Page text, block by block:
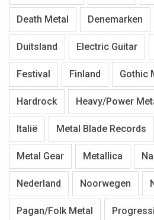
Death Metal Denemarken
Duitsland Electric Guitar
Festival Finland Gothic
Hardrock Heavy/Power
Italië Metal Blade Records
Metal Gear Metallica
Nederland Noorwegen
Pagan/Folk Metal